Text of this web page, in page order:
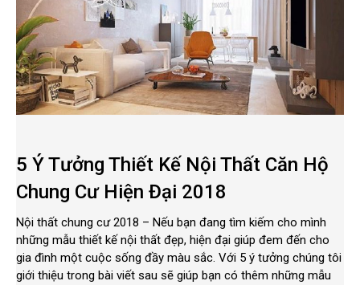
5 Ý Tưởng Thiết Kế Nội Thất Căn Hộ
Chung Cư Hiện Đại 2018
Nội thất chung cư 2018 – Nếu bạn đang tìm kiếm cho mình
những mẫu thiết kế nội thất đẹp, hiện đại giúp đem đến cho
gia đình một cuộc sống đầy màu sắc. Với 5 ý tưởng chúng tôi
giới thiệu trong bài viết sau sẽ giúp bạn có thêm những mẫu